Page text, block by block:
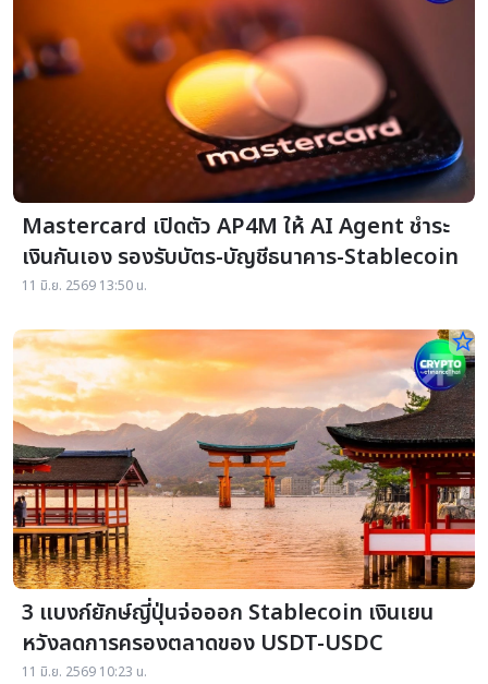
Mastercard เปิดตัว AP4M ให้ AI Agent ชำระ
เงินกันเอง รองรับบัตร-บัญชีธนาคาร-Stablecoin
11 มิ.ย. 2569 13:50 น.
star_border
3 แบงก์ยักษ์ญี่ปุ่นจ่อออก Stablecoin เงินเยน
หวังลดการครองตลาดของ USDT-USDC
11 มิ.ย. 2569 10:23 น.